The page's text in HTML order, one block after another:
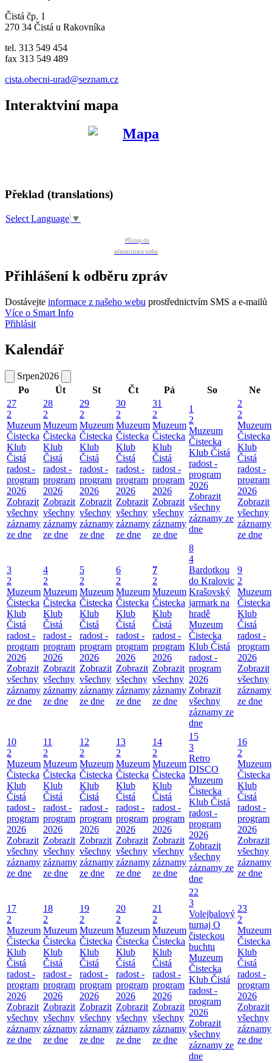
Čistá čp. 1
270 34 Čistá u Rakovníka
tel. 313 549 454
fax 313 549 489
cista.obecni-urad@seznam.cz
Interaktviní mapa
Překlad (translations)
Select Language ▼
Přístup do
administrace webu
Přihlášení k odběru zpráv
Dostávejte informace z našeho webu prostřednictvím SMS a e-mailů
Více o Smart Info
Přihlásit
Kalendář
Srpen2026
Po
Út St Čt Pá So
Ne
27
2
Muzeum
Čistecka
Klub
Čistá
radost -
program
2026
Zobrazit
všechny
záznamy
ze dne
28
2
Muzeum
Čistecka
Klub
Čistá
radost -
program
2026
Zobrazit
všechny
záznamy
ze dne
29
2
Muzeum
Čistecka
Klub
Čistá
radost -
program
2026
Zobrazit
všechny
záznamy
ze dne
30
2
Muzeum
Čistecka
Klub
Čistá
radost -
program
2026
Zobrazit
všechny
záznamy
ze dne
31
2
Muzeum
Čistecka
Klub
Čistá
radost -
program
2026
Zobrazit
všechny
záznamy
ze dne
1
2
Muzeum
Čistecka
Klub Čistá
radost -
program
2026
Zobrazit
všechny
záznamy ze
dne
2
2
Muzeum
Čistecka
Klub
Čistá
radost -
program
2026
Zobrazit
všechny
záznamy
ze dne
3
2
Muzeum
Čistecka
Klub
Čistá
radost -
program
2026
Zobrazit
všechny
záznamy
ze dne
4
2
Muzeum
Čistecka
Klub
Čistá
radost -
program
2026
Zobrazit
všechny
záznamy
ze dne
5
2
Muzeum
Čistecka
Klub
Čistá
radost -
program
2026
Zobrazit
všechny
záznamy
ze dne
6
2
Muzeum
Čistecka
Klub
Čistá
radost -
program
2026
Zobrazit
všechny
záznamy
ze dne
7
2
Muzeum
Čistecka
Klub
Čistá
radost -
program
2026
Zobrazit
všechny
záznamy
ze dne
8
4
Bardotkou
do Kralovic
Krašovský
jarmark na
hradě
Muzeum
Čistecka
Klub Čistá
radost -
program
2026
Zobrazit
všechny
záznamy ze
dne
9
2
Muzeum
Čistecka
Klub
Čistá
radost -
program
2026
Zobrazit
všechny
záznamy
ze dne
10
2
Muzeum
Čistecka
Klub
Čistá
radost -
program
2026
Zobrazit
všechny
záznamy
ze dne
11
2
Muzeum
Čistecka
Klub
Čistá
radost -
program
2026
Zobrazit
všechny
záznamy
ze dne
12
2
Muzeum
Čistecka
Klub
Čistá
radost -
program
2026
Zobrazit
všechny
záznamy
ze dne
13
2
Muzeum
Čistecka
Klub
Čistá
radost -
program
2026
Zobrazit
všechny
záznamy
ze dne
14
2
Muzeum
Čistecka
Klub
Čistá
radost -
program
2026
Zobrazit
všechny
záznamy
ze dne
15
3
Retro
DISCO
Muzeum
Čistecka
Klub Čistá
radost -
program
2026
Zobrazit
všechny
záznamy ze
dne
16
2
Muzeum
Čistecka
Klub
Čistá
radost -
program
2026
Zobrazit
všechny
záznamy
ze dne
17
2
Muzeum
Čistecka
Klub
Čistá
radost -
program
2026
Zobrazit
všechny
záznamy
ze dne
18
2
Muzeum
Čistecka
Klub
Čistá
radost -
program
2026
Zobrazit
všechny
záznamy
ze dne
19
2
Muzeum
Čistecka
Klub
Čistá
radost -
program
2026
Zobrazit
všechny
záznamy
ze dne
20
2
Muzeum
Čistecka
Klub
Čistá
radost -
program
2026
Zobrazit
všechny
záznamy
ze dne
21
2
Muzeum
Čistecka
Klub
Čistá
radost -
program
2026
Zobrazit
všechny
záznamy
ze dne
22
3
Volejbalový
turnaj O
čisteckou
buchtu
Muzeum
Čistecka
Klub Čistá
radost -
program
2026
Zobrazit
všechny
záznamy ze
dne
23
2
Muzeum
Čistecka
Klub
Čistá
radost -
program
2026
Zobrazit
všechny
záznamy
ze dne